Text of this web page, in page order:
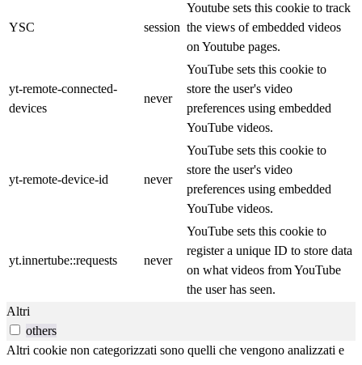
YSC session
Youtube sets this cookie to track
the views of embedded videos
on Youtube pages.
yt-remote-connected-
devices
never
YouTube sets this cookie to
store the user's video
preferences using embedded
YouTube videos.
yt-remote-device-id never
YouTube sets this cookie to
store the user's video
preferences using embedded
YouTube videos.
yt.innertube::requests never
YouTube sets this cookie to
register a unique ID to store data
on what videos from YouTube
the user has seen.
Altri
others
Altri cookie non categorizzati sono quelli che vengono analizzati e